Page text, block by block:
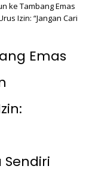
ke Tambang Emas
Izin: “Jangan Cari
Emas